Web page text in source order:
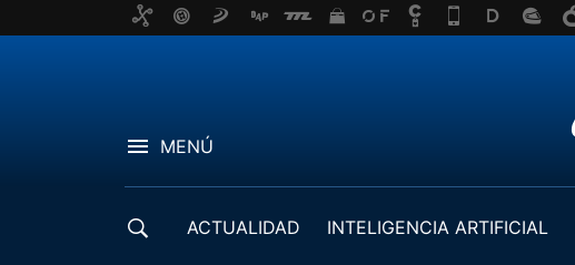
MENÚ
ACTUALIDAD INTELIGENCIA ARTIFICIAL